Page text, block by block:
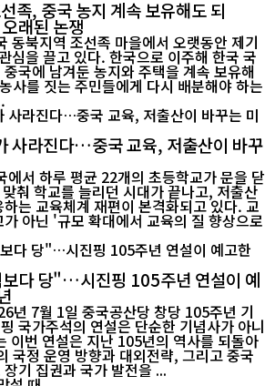
족, 중국 농지 계속 보유해도 되
래된 논쟁
동북지역 조선족 마을에서 오랫동안 제기
심을 끌고 있다. 한국으로 이주해 한국 국
국에 남겨둔 농지와 주택을 계속 보유해
사를 짓는 주민들에게 다시 배분해야 하는
사라진다…중국 교육, 저출산이 바꾸
서 하루 평균 22개의 초등학교가 문을 닫
춰 학교를 늘리던 시대가 끝나고, 저출산
는 교육체계 재편이 본격화되고 있다. 교
아닌 '규모 확대에서 교육의 질 향상으로
다 당"…시진핑 105주년 연설이 예
년 7월 1일 중국공산당 창당 105주년 기
국가주석의 연설은 단순한 기념사가 아니
이번 연설은 지난 105년의 역사를 되돌아
국정 운영 방향과 대외전략, 그리고 중국
기 집권과 국가 발전을 ...